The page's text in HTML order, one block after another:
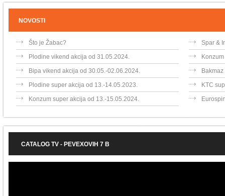
NOVOSTI
Što je Žabac?
Spar &
Plodine vikend akcija od 31.05.2024.
Bipa vikend akcija od 30.05.-02.06.2024.
Plodine super akcija od 13.-14.05.2023.
KTC
Konzum super akcija od 13.-15.05.2024.
CATALOG TV - PEVEXOVIH 7 B